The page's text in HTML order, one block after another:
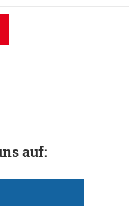
auf: